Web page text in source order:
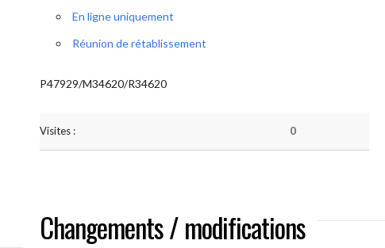
En ligne uniquement
Réunion de rétablissement
P47929/M34620/R34620
Visites : 0
Changements / modifications